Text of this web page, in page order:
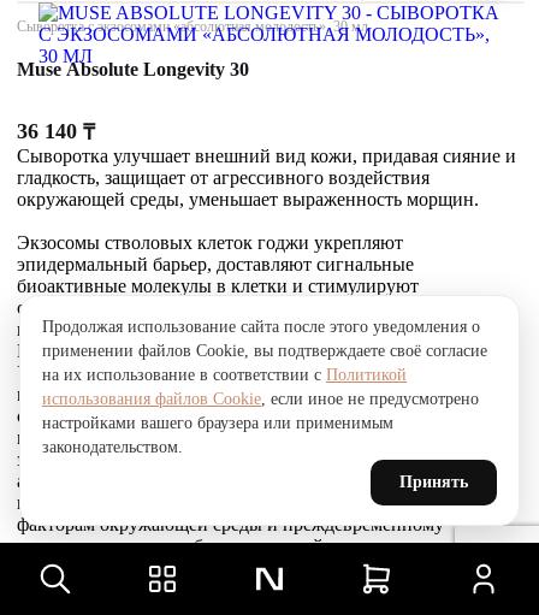
Сыворотка с экзосомами «абсолютная молодость», 30 мл
Muse Absolute Longevity 30
36 140 ₸
Сыворотка улучшает внешний вид кожи, придавая сияние и
гладкость, защищает от агрессивного воздействия
окружающей среды, уменьшает выраженность морщин.
Экзосомы стволовых клеток годжи укрепляют
эпидермальный барьер, доставляют сигнальные
биоактивные молекулы в клетки и стимулируют
собственное выделение экзосом кожей. Это усиливает
выработку коллагена, эластина и гликозаминогликанов.
Комплекс Telosense Active продлевает жизнь клеток.
Укрепляющий пептид восстанавливает и усиливает связи
между фибробластами и внеклеточным матриксом,
стимулирует выработку коллагена I и VI типов, обеспечивая
прочное соединение эпидермиса и дермы, что приводит к
заметному сокращению морщин. Стволовые клетки
альпийской розы защищают, поддерживают и
восстанавливают устойчивость кожи к агрессивным
факторам окружающей среды и преждевременному
старению, улучшают барьерные свойства.
Товар был добавлен
В СРАВНЕНИЕ
Продолжая использование сайта после этого уведомления о
применении файлов Cookie, вы подтверждаете своё согласие
на их использование в соответствии с Политикой
использования файлов Cookie, если иное не предусмотрено
настройками вашего браузера или применимым
законодательством.
Принять